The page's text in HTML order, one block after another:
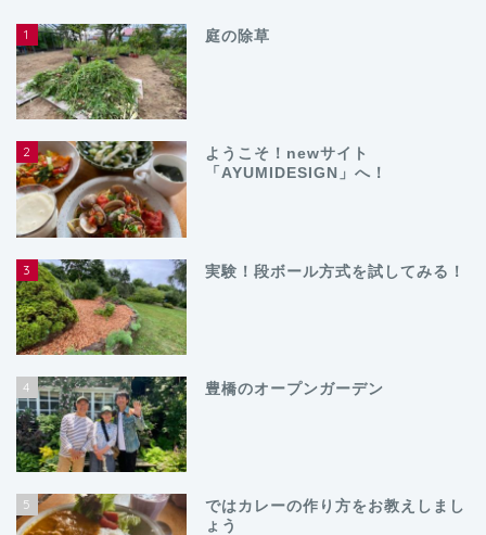
1 庭の除草
2
ようこそ！newサイト
「AYUMIDESIGN」へ！
3 実験！段ボール方式を試してみる！
4 豊橋のオープンガーデン
5
ではカレーの作り方をお教えしまし
ょう